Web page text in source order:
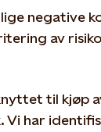
negative
av
til kjøp
Vi har